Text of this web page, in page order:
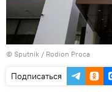
© Sputnik / Rodion Proca
Подписаться